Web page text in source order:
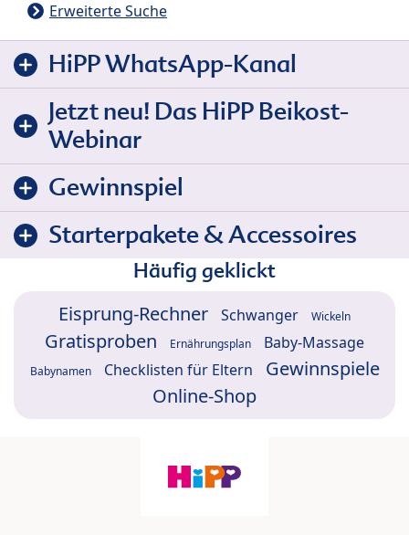
Erweiterte Suche
HiPP WhatsApp-Kanal
Jetzt neu! Das HiPP Beikost-
Webinar
Gewinnspiel
Starterpakete & Accessoires
Häufig geklickt
Eisprung-Rechner Schwanger Wickeln
Gratisproben Ernährungsplan Baby-Massage
Babynamen Checklisten für Eltern
Gewinnspiele
Online-Shop